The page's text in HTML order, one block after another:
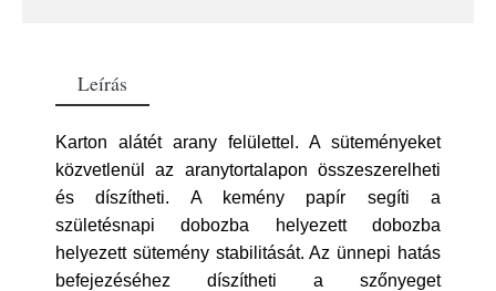
Leírás
Karton alátét arany felülettel. A süteményeket
közvetlenül az aranytortalapon összeszerelheti
és díszítheti. A kemény papír segíti a
születésnapi dobozba helyezett dobozba
helyezett sütemény stabilitását. Az ünnepi hatás
befejezéséhez díszítheti a szőnyeget